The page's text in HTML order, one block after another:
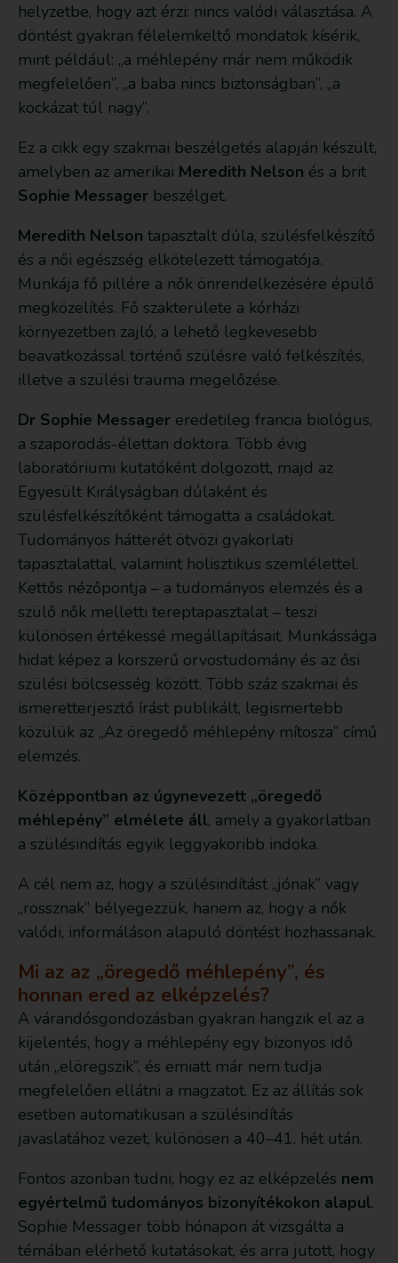
helyzetbe, hogy azt érzi: nincs valódi választása. A
döntést gyakran félelemkeltő mondatok kísérik,
mint például: „a méhlepény már nem működik
megfelelően”, „a baba nincs biztonságban”, „a
kockázat túl nagy”.
Ez a cikk egy szakmai beszélgetés alapján készült,
amelyben az amerikai Meredith Nelson és a brit
Sophie Messager beszélget.
Meredith Nelson tapasztalt dúla, szülésfelkészítő
és a női egészség elkötelezett támogatója.
Munkája fő pillére a nők önrendelkezésére épülő
megközelítés. Fő szakterülete a kórházi
környezetben zajló, a lehető legkevesebb
beavatkozással történő szülésre való felkészítés,
illetve a szülési trauma megelőzése.
Dr Sophie Messager eredetileg francia biológus,
a szaporodás-élettan doktora. Több évig
laboratóriumi kutatóként dolgozott, majd az
Egyesült Királyságban dúlaként és
szülésfelkészítőként támogatta a családokat.
Tudományos hátterét ötvözi gyakorlati
tapasztalattal, valamint holisztikus szemlélettel.
Kettős nézőpontja – a tudományos elemzés és a
szülő nők melletti tereptapasztalat – teszi
különösen értékessé megállapításait. Munkássága
hidat képez a korszerű orvostudomány és az ősi
szülési bölcsesség között. Több száz szakmai és
ismeretterjesztő írást publikált, legismertebb
közülük az „Az öregedő méhlepény mítosza” című
elemzés.
Középpontban az úgynevezett „öregedő
méhlepény” elmélete áll, amely a gyakorlatban
a szülésindítás egyik leggyakoribb indoka.
A cél nem az, hogy a szülésindítást „jónak” vagy
„rossznak” bélyegezzük, hanem az, hogy a nők
valódi, informáláson alapuló döntést hozhassanak.
Mi az az „öregedő méhlepény”, és
honnan ered az elképzelés?
A várandósgondozásban gyakran hangzik el az a
kijelentés, hogy a méhlepény egy bizonyos idő
után „elöregszik”, és emiatt már nem tudja
megfelelően ellátni a magzatot. Ez az állítás sok
esetben automatikusan a szülésindítás
javaslatához vezet, különösen a 40–41. hét után.
Fontos azonban tudni, hogy ez az elképzelés nem
egyértelmű tudományos bizonyítékokon alapul.
Sophie Messager több hónapon át vizsgálta a
témában elérhető kutatásokat, és arra jutott, hogy